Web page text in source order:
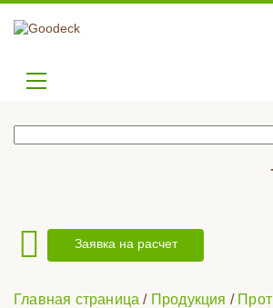
Заявка на расчет
Главная страница / Продукция /